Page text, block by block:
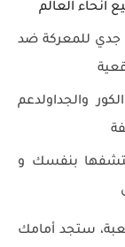
انحاء العالم
جدي للمعركة ضد
والجداولدعم
بنفسك و
ستجد أمامك